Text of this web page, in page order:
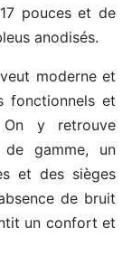
pouces et de
anodisés.
moderne et
fonctionnels et
On y retrouve
de gamme, un
et des sièges
de bruit
un confort et